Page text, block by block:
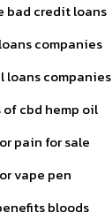
bad credit loans
companies
loans companies
cbd hemp oil
pain for sale
vape pen
bloods